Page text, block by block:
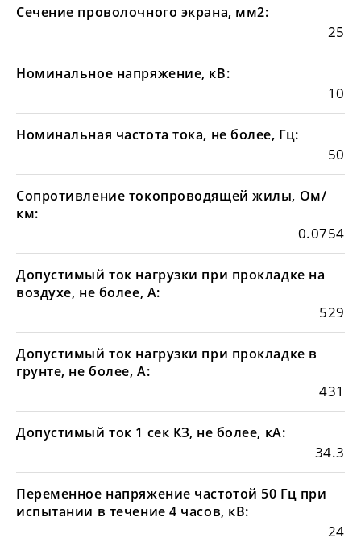
Сечение проволочного экрана, мм2:
25
Номинальное напряжение, кВ:
10
Номинальная частота тока, не более, Гц:
50
Сопротивление токопроводящей жилы, Ом/
км:
0.0754
Допустимый ток нагрузки при прокладке на
воздухе, не более, А:
529
Допустимый ток нагрузки при прокладке в
грунте, не более, А:
431
Допустимый ток 1 сек КЗ, не более, кА:
34.3
Переменное напряжение частотой 50 Гц при
испытании в течение 4 часов, кВ:
24